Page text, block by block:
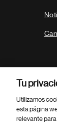
©
Tu
Utilizamos
esta página
relevante